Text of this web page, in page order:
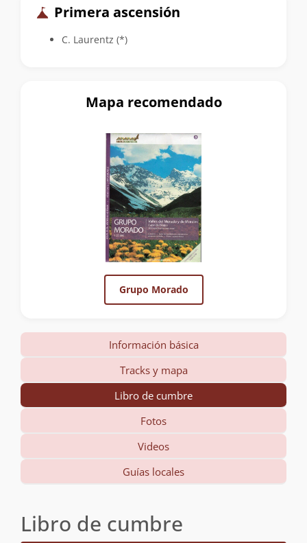
Primera ascensión
C. Laurentz (*)
Mapa recomendado
Grupo Morado
Información básica
Tracks y mapa
Libro de cumbre
Fotos
Videos
Guías locales
Libro de cumbre